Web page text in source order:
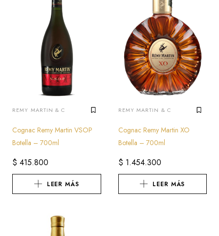
REMY MARTIN & C
Cognac Remy Martin VSOP
Botella – 700ml
$ 415.800
LEER MÁS
REMY MARTIN & C
Cognac Remy Martin XO
Botella – 700ml
$ 1.454.300
LEER MÁS